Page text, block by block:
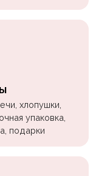
хлопушки,
упаковка,
подарки